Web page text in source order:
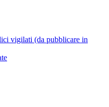
vigilati (da pubblicare in